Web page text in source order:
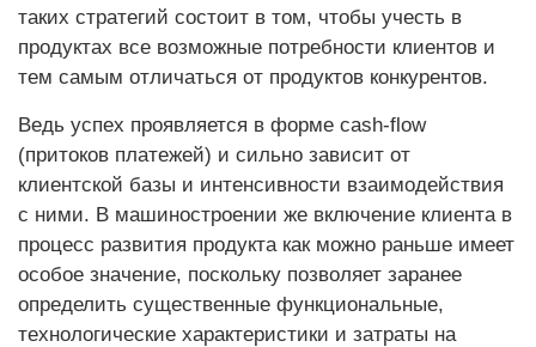
таких стратегий состоит в том, чтобы учесть в
продуктах все возможные потребности клиентов и
тем самым отличаться от продуктов конкурентов.
Ведь успех проявляется в форме cash-flow
(притоков платежей) и сильно зависит от
клиентской базы и интенсивности взаимодействия
с ними. В машиностроении же включение клиента в
процесс развития продукта как можно раньше имеет
особое значение, поскольку позволяет заранее
определить существенные функциональные,
технологичес­кие характеристики и затраты на